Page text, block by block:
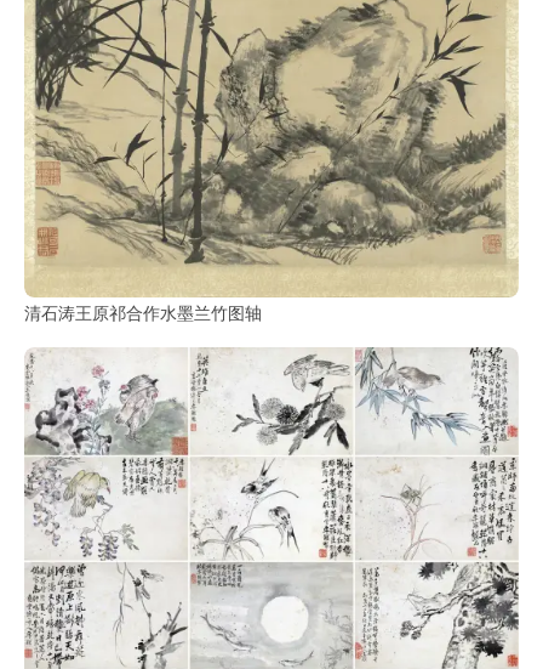
清石涛王原祁合作水墨兰竹图轴